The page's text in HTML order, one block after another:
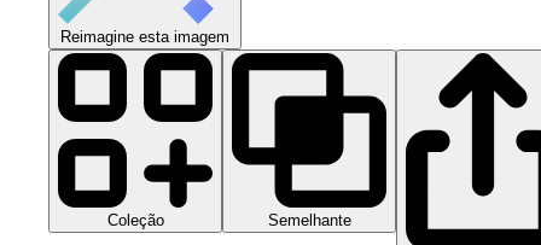
Reimagine esta imagem
Coleção Semelhante